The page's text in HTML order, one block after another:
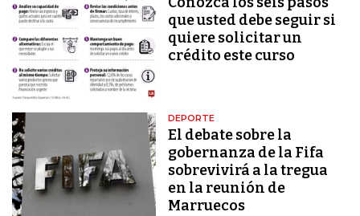
que usted debe seguir si
quiere solicitar un
crédito este curso
DEPORTE
El debate sobre la
gobernanza de la Fifa
sobrevivirá a la tregua
en la reunión de
Marruecos